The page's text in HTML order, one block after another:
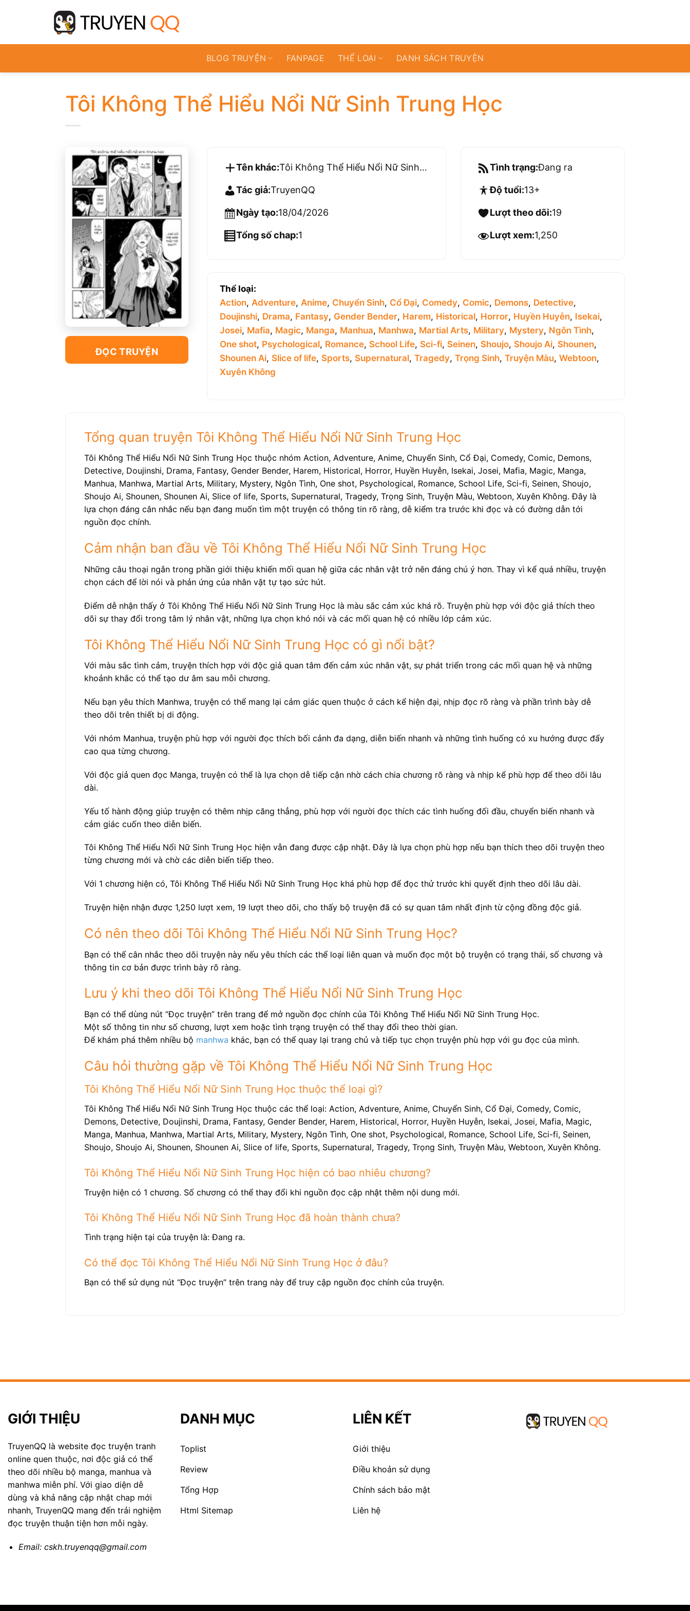
dung
BLOG TRUYỆN
FANPAGE THỂ LOẠI DANH SÁCH TRUYỆN
Tôi Không Thể Hiểu Nổi Nữ Sinh Trung Học
ĐỌC TRUYỆN
Tên khác: Tôi Không Thể Hiểu Nổi Nữ Sinh Trung Học
Tác giả:TruyenQQ
Ngày tạo:18/04/2026
Tổng số chap:1
Tình trạng:Đang ra
Độ tuổi:13+
Lượt theo dõi:19
Lượt xem:1,250
Thể loại:
Action, Adventure, Anime, Chuyển Sinh, Cổ Đại, Comedy, Comic, Demons, Detective,
Doujinshi, Drama, Fantasy, Gender Bender, Harem, Historical, Horror, Huyền Huyễn, Isekai,
Josei, Mafia, Magic, Manga, Manhua, Manhwa, Martial Arts, Military, Mystery, Ngôn Tình,
One shot, Psychological, Romance, School Life, Sci-fi, Seinen, Shoujo, Shoujo Ai, Shounen,
Shounen Ai, Slice of life, Sports, Supernatural, Tragedy, Trọng Sinh, Truyện Màu, Webtoon,
Xuyên Không
Tổng quan truyện Tôi Không Thể Hiểu Nổi Nữ Sinh Trung Học
Tôi Không Thể Hiểu Nổi Nữ Sinh Trung Học thuộc nhóm Action, Adventure, Anime, Chuyển Sinh, Cổ Đại, Comedy, Comic, Demons,
Detective, Doujinshi, Drama, Fantasy, Gender Bender, Harem, Historical, Horror, Huyền Huyễn, Isekai, Josei, Mafia, Magic, Manga,
Manhua, Manhwa, Martial Arts, Military, Mystery, Ngôn Tình, One shot, Psychological, Romance, School Life, Sci-fi, Seinen, Shoujo,
Shoujo Ai, Shounen, Shounen Ai, Slice of life, Sports, Supernatural, Tragedy, Trọng Sinh, Truyện Màu, Webtoon, Xuyên Không. Đây là
lựa chọn đáng cân nhắc nếu bạn đang muốn tìm một truyện có thông tin rõ ràng, dễ kiểm tra trước khi đọc và có đường dẫn tới
nguồn đọc chính.
Cảm nhận ban đầu về Tôi Không Thể Hiểu Nổi Nữ Sinh Trung Học
Những câu thoại ngắn trong phần giới thiệu khiến mối quan hệ giữa các nhân vật trở nên đáng chú ý hơn. Thay vì kể quá nhiều, truyện
chọn cách để lời nói và phản ứng của nhân vật tự tạo sức hút.
Điểm dễ nhận thấy ở Tôi Không Thể Hiểu Nổi Nữ Sinh Trung Học là màu sắc cảm xúc khá rõ. Truyện phù hợp với độc giả thích theo
dõi sự thay đổi trong tâm lý nhân vật, những lựa chọn khó nói và các mối quan hệ có nhiều lớp cảm xúc.
Tôi Không Thể Hiểu Nổi Nữ Sinh Trung Học có gì nổi bật?
Với màu sắc tình cảm, truyện thích hợp với độc giả quan tâm đến cảm xúc nhân vật, sự phát triển trong các mối quan hệ và những
khoảnh khắc có thể tạo dư âm sau mỗi chương.
Nếu bạn yêu thích Manhwa, truyện có thể mang lại cảm giác quen thuộc ở cách kể hiện đại, nhịp đọc rõ ràng và phần trình bày dễ
theo dõi trên thiết bị di động.
Với nhóm Manhua, truyện phù hợp với người đọc thích bối cảnh đa dạng, diễn biến nhanh và những tình huống có xu hướng được đẩy
cao qua từng chương.
Với độc giả quen đọc Manga, truyện có thể là lựa chọn dễ tiếp cận nhờ cách chia chương rõ ràng và nhịp kể phù hợp để theo dõi lâu
dài.
Yếu tố hành động giúp truyện có thêm nhịp căng thẳng, phù hợp với người đọc thích các tình huống đối đầu, chuyển biến nhanh và
cảm giác cuốn theo diễn biến.
Tôi Không Thể Hiểu Nổi Nữ Sinh Trung Học hiện vẫn đang được cập nhật. Đây là lựa chọn phù hợp nếu bạn thích theo dõi truyện theo
từng chương mới và chờ các diễn biến tiếp theo.
Với 1 chương hiện có, Tôi Không Thể Hiểu Nổi Nữ Sinh Trung Học khá phù hợp để đọc thử trước khi quyết định theo dõi lâu dài.
Truyện hiện nhận được 1,250 lượt xem, 19 lượt theo dõi, cho thấy bộ truyện đã có sự quan tâm nhất định từ cộng đồng độc giả.
Có nên theo dõi Tôi Không Thể Hiểu Nổi Nữ Sinh Trung Học?
Bạn có thể cân nhắc theo dõi truyện này nếu yêu thích các thể loại liên quan và muốn đọc một bộ truyện có trạng thái, số chương và
thông tin cơ bản được trình bày rõ ràng.
Lưu ý khi theo dõi Tôi Không Thể Hiểu Nổi Nữ Sinh Trung Học
Bạn có thể dùng nút “Đọc truyện” trên trang để mở nguồn đọc chính của Tôi Không Thể Hiểu Nổi Nữ Sinh Trung Học.
Một số thông tin như số chương, lượt xem hoặc tình trạng truyện có thể thay đổi theo thời gian.
Để khám phá thêm nhiều bộ manhwa khác, bạn có thể quay lại trang chủ và tiếp tục chọn truyện phù hợp với gu đọc của mình.
Câu hỏi thường gặp về Tôi Không Thể Hiểu Nổi Nữ Sinh Trung Học
Tôi Không Thể Hiểu Nổi Nữ Sinh Trung Học thuộc thể loại gì?
Tôi Không Thể Hiểu Nổi Nữ Sinh Trung Học thuộc các thể loại: Action, Adventure, Anime, Chuyển Sinh, Cổ Đại, Comedy, Comic,
Demons, Detective, Doujinshi, Drama, Fantasy, Gender Bender, Harem, Historical, Horror, Huyền Huyễn, Isekai, Josei, Mafia, Magic,
Manga, Manhua, Manhwa, Martial Arts, Military, Mystery, Ngôn Tình, One shot, Psychological, Romance, School Life, Sci-fi, Seinen,
Shoujo, Shoujo Ai, Shounen, Shounen Ai, Slice of life, Sports, Supernatural, Tragedy, Trọng Sinh, Truyện Màu, Webtoon, Xuyên Không.
Tôi Không Thể Hiểu Nổi Nữ Sinh Trung Học hiện có bao nhiêu chương?
Truyện hiện có 1 chương. Số chương có thể thay đổi khi nguồn đọc cập nhật thêm nội dung mới.
Tôi Không Thể Hiểu Nổi Nữ Sinh Trung Học đã hoàn thành chưa?
Tình trạng hiện tại của truyện là: Đang ra.
Có thể đọc Tôi Không Thể Hiểu Nổi Nữ Sinh Trung Học ở đâu?
Bạn có thể sử dụng nút “Đọc truyện” trên trang này để truy cập nguồn đọc chính của truyện.
GIỚI THIỆU
TruyenQQ là website đọc truyện tranh
online quen thuộc, nơi độc giả có thể
theo dõi nhiều bộ manga, manhua và
manhwa miễn phí. Với giao diện dễ
dùng và khả năng cập nhật chap mới
nhanh, TruyenQQ mang đến trải nghiệm
đọc truyện thuận tiện hơn mỗi ngày.
Email: cskh.truyenqq@gmail.com
DANH MỤC
Toplist
Review
Tổng Hợp
Html Sitemap
LIÊN KẾT
Giới thiệu
Điều khoản sử dụng
Chính sách bảo mật
Liên hệ